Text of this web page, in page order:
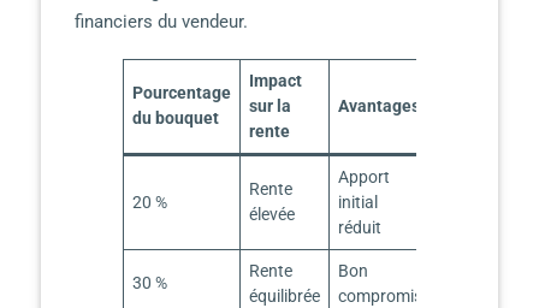
financiers du vendeur.
Pourcentage
du bouquet
Impact
sur la
rente
Avantages
20 %
Rente
élevée
Apport
initial
réduit
30 %
Rente
équilibrée
Bon
compromis